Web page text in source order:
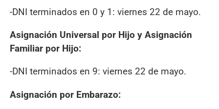
-DNI terminados en 0 y 1: viernes 22 de mayo.
Asignación Universal por Hijo y Asignación
Familiar por Hijo:
-DNI terminados en 9: viernes 22 de mayo.
Asignación por Embarazo: